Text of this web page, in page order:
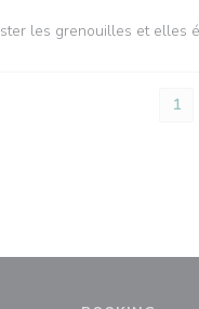
les grenouilles et elles
1